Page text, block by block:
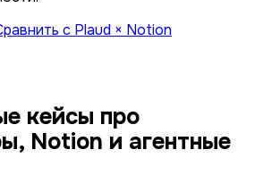
с Plaud × Notion
кейсы про
Notion и агентные